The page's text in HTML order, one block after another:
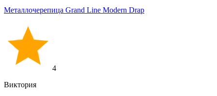
Металлочерепица Grand Line Modern Drap
4
Виктория